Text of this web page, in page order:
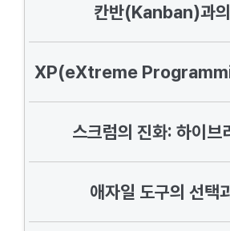
칸반(Kanban)과
XP(eXtreme
스크럼의 진화: 하이브
애자일 도구의 선택